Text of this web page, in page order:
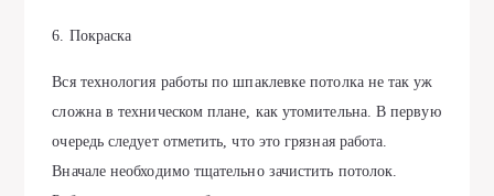
6. Покраска
Вся технология работы по шпаклевке потолка не так уж
сложна в техническом плане, как утомительна. В первую
очередь следует отметить, что это грязная работа.
Вначале необходимо тщательно зачистить потолок.